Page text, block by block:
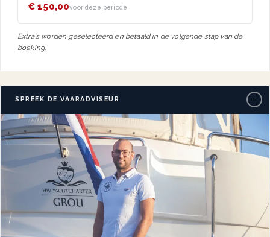
€ 150,00voor deze periode
Extra's worden geselecteerd en betaald in de volgende stap van de
boeking.
SPREEK DE VAARADVISEUR −